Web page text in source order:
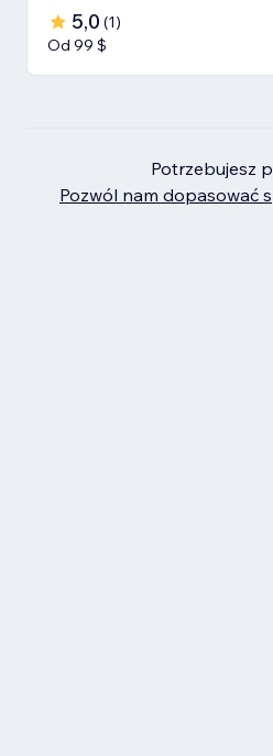
5,0 (1)
Od 99 $
Potrzebujesz
Pozwól nam dopasować